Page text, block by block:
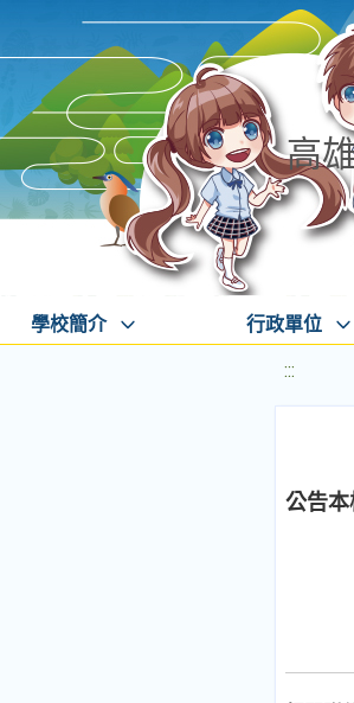
高
學校簡介 行政單位
:::
公告